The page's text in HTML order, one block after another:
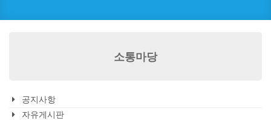
소통마당
공지사항
자유게시판